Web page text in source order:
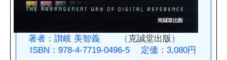
著者：讃岐 美智義 （克誠堂出版 ）
ISBN：978-4-7719-0496-5 定価：3,080円